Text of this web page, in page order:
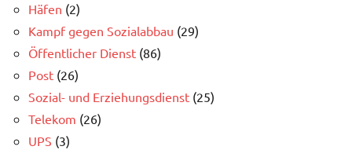
Häfen (2)
Kampf gegen Sozialabbau (29)
Öffentlicher Dienst (86)
Post (26)
Sozial- und Erziehungsdienst (25)
Telekom (26)
UPS (3)